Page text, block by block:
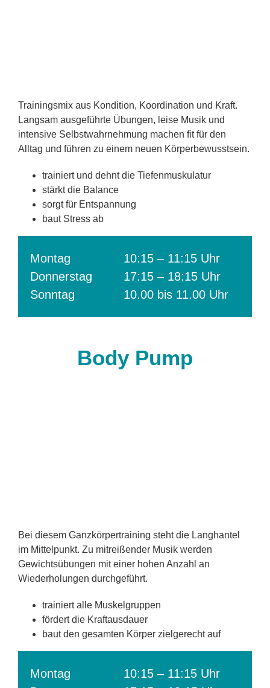
Trainingsmix aus Kondition, Koordination und Kraft.
Langsam ausgeführte Übungen, leise Musik und
intensive Selbstwahrnehmung machen fit für den
Alltag und führen zu einem neuen Körperbewusstsein.
trainiert und dehnt die Tiefenmuskulatur
stärkt die Balance
sorgt für Entspannung
baut Stress ab
Montag
Donnerstag
Sonntag
10:15 – 11:15 Uhr
17:15 – 18:15 Uhr
10.00 bis 11.00 Uhr
Body Pump
Bei diesem Ganzkörpertraining steht die Langhantel
im Mittelpunkt. Zu mitreißender Musik werden
Gewichtsübungen mit einer hohen Anzahl an
Wiederholungen durchgeführt.
trainiert alle Muskelgruppen
fördert die Kraftausdauer
baut den gesamten Körper zielgerecht auf
Montag
10:15 – 11:15 Uhr